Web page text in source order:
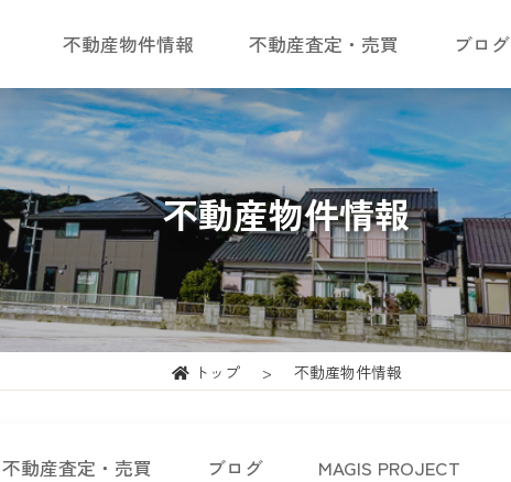
不動産物件情報 不動産査定・売買 ブログ
不動産物件情報
トップ 不動産物件情報
不動産査定・売買 ブログ MAGIS PROJECT